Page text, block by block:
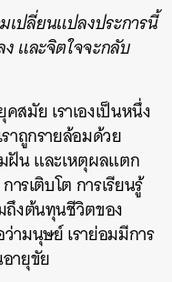
เปลี่ยนแปลงประการนี้
และจิตใจจะกลับ
มัย เราเองเป็นหนึ่ง
าถูกรายล้อมด้วย
ฝัน และเหตุผลแตก
รเติบโต การเรียนรู้
งต้นทุนชีวิตของ
ามนุษย์ เราย่อมมีการ
ายุขัย